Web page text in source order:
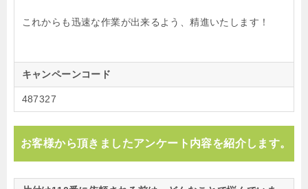
これからも迅速な作業が出来るよう、精進いたします！
キャンペーンコード
487327
お客様から頂きましたアンケート内容を紹介します。